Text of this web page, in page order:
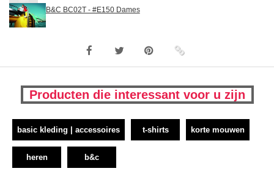
B&C BC02T - #E150 Dames
Producten die interessant voor u zijn
basic kleding | accessoires t-shirts korte mouwen
heren b&c